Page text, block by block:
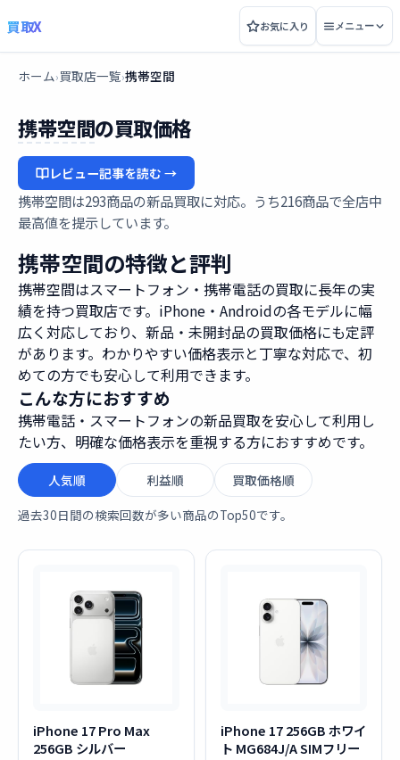
買取X お気に入り メニュー
ホーム›買取店一覧›携帯空間
携帯空間の買取価格
レビュー記事を読む →
携帯空間は293商品の新品買取に対応。うち216商品で全店中
最高値を提示しています。
携帯空間の特徴と評判
携帯空間はスマートフォン・携帯電話の買取に長年の実
績を持つ買取店です。iPhone・Androidの各モデルに幅
広く対応しており、新品・未開封品の買取価格にも定評
があります。わかりやすい価格表示と丁寧な対応で、初
めての方でも安心して利用できます。
こんな方におすすめ
携帯電話・スマートフォンの新品買取を安心して利用し
たい方、明確な価格表示を重視する方におすすめです。
人気順 利益順
買取価格順
過去30日間の検索回数が多い商品のTop50です。
iPhone 17 Pro Max
256GB シルバー
iPhone 17 256GB ホワイ
ト MG684J/A SIMフリー